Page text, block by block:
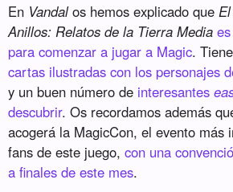
En Vandalos hemos explicado que
Anillos: Relatos de la Tierra Media
para comenzar a jugar a Magic.
cartas ilustradas con los personajes
y un buen número de interesantes
descubrir. Os recordamos además
acogerá la MagicCon, el evento más
fans de este juego,con una
a finales de este mes.